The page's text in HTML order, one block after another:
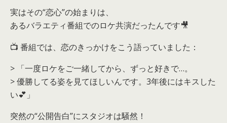
実はその“恋心”の始まりは、
あるバラエティ番組でのロケ共演だったんです🎥
📺 番組では、恋のきっかけをこう語っていました：
> 「一度ロケをご一緒してから、ずっと好きで…。
> 優勝してる姿を見てほしいんです。3年後にはキスした
い💕」
突然の“公開告白”にスタジオは騒然！